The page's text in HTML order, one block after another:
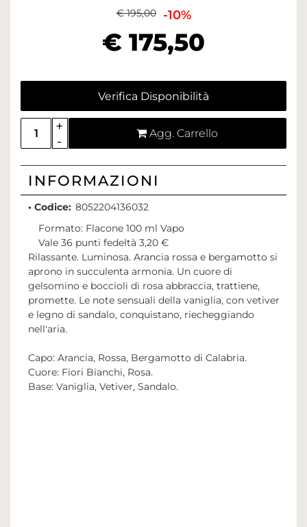
€ 195,00 -10%
€ 175,50
Verifica Disponibilità
Quantità
Agg. Carrello
INFORMAZIONI
• Codice: 8052204136032
Formato: Flacone 100 ml Vapo
Vale 36 punti fedeltà 3,20 €
Rilassante. Luminosa. Arancia rossa e bergamotto si
aprono in succulenta armonia. Un cuore di
gelsomino e boccioli di rosa abbraccia, trattiene,
promette. Le note sensuali della vaniglia, con vetiver
e legno di sandalo, conquistano, riecheggiando
nell'aria.
Capo: Arancia, Rossa, Bergamotto di Calabria.
Cuore: Fiori Bianchi, Rosa.
Base: Vaniglia, Vetiver, Sandalo.